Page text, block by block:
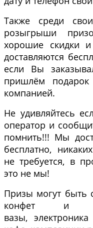
Также среди
розыгрыши
хорошие скидки
доставляются
если Вы
пришлём подарок
компанией.
Не удивляйтесь
оператор и
помнить!!! Мы
бесплатно,
не требуется, в
это не мы!
Призы могут быть
конфет и
вазы,